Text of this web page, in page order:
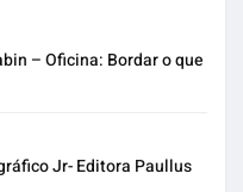
– Oficina: Bordar o que
Jr- Editora Paullus